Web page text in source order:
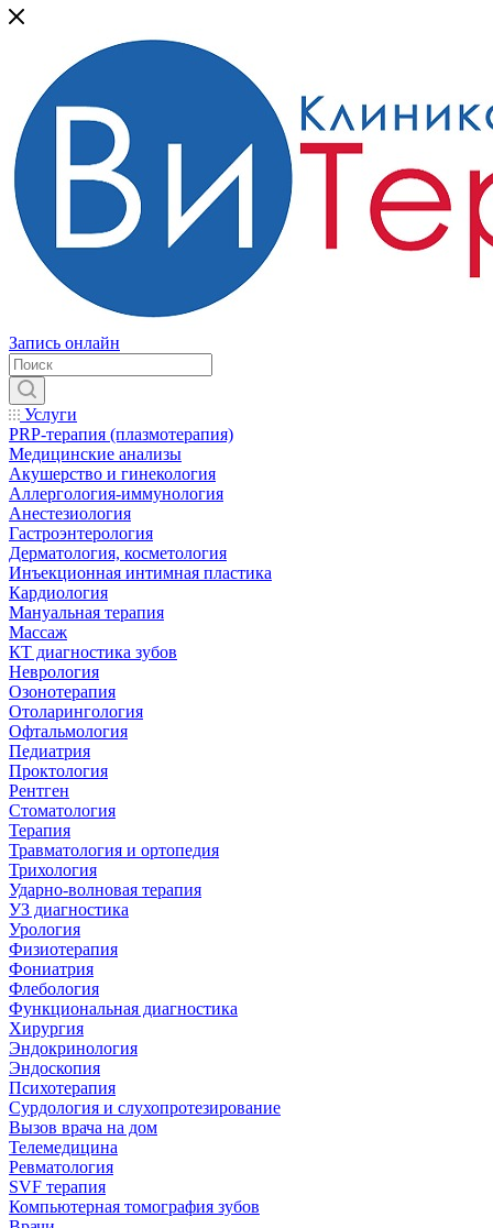
Запись онлайн
Услуги
PRP-терапия (плазмотерапия)
Медицинские анализы
Акушерство и гинекология
Аллергология-иммунология
Анестезиология
Гастроэнтерология
Дерматология, косметология
Инъекционная интимная пластика
Кардиология
Мануальная терапия
Массаж
КТ диагностика зубов
Неврология
Озонотерапия
Отоларингология
Офтальмология
Педиатрия
Проктология
Рентген
Стоматология
Терапия
Травматология и ортопедия
Трихология
Ударно-волновая терапия
УЗ диагностика
Урология
Физиотерапия
Фониатрия
Флебология
Функциональная диагностика
Хирургия
Эндокринология
Эндоскопия
Психотерапия
Сурдология и слухопротезирование
Вызов врача на дом
Телемедицина
Ревматология
SVF терапия
Компьютерная томография зубов